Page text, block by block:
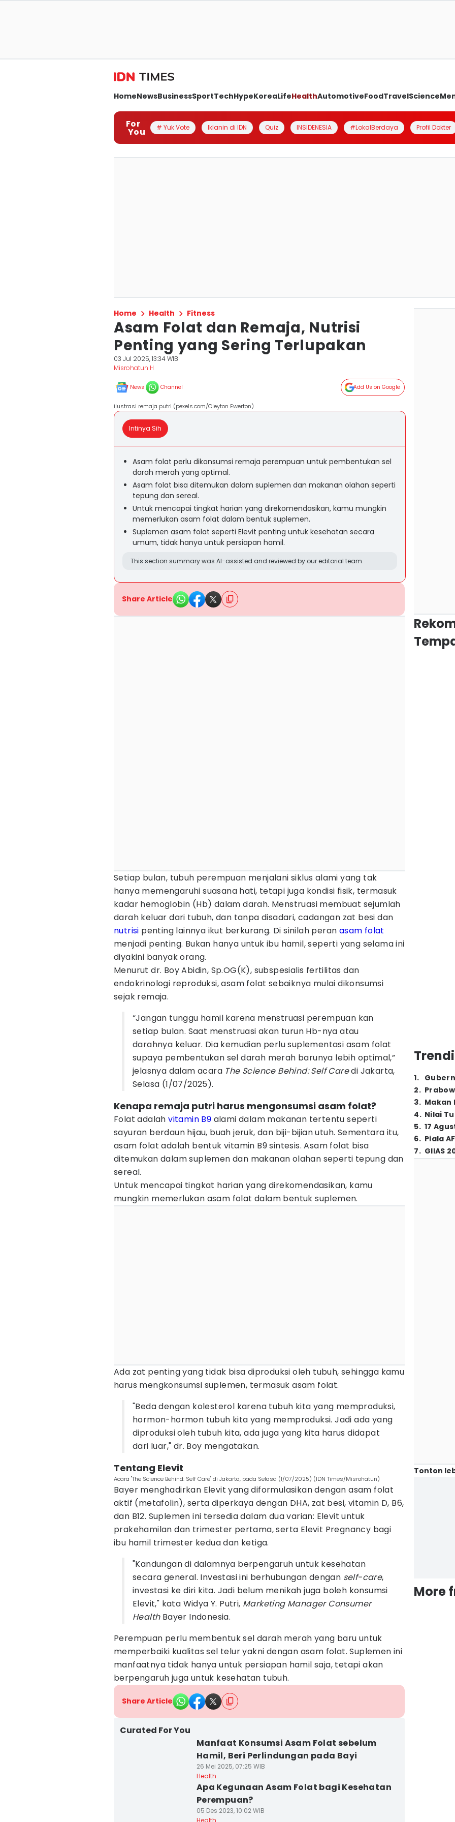
HomeNewsBusinessSportTechHypeKoreaLifeHealthAutomotiveFoodTravelScience
For
You # Yuk Vote Iklanin di IDN Quiz INSIDENESIA #LokalBerdaya Profil Dokter
Home Health Fitness
Asam Folat dan Remaja, Nutrisi
Penting yang Sering Terlupakan
03 Jul 2025, 13:34 WIB
Misrohatun H
News Channel Add Us on Google
ilustrasi remaja putri (pexels.com/Cleyton Ewerton)
Intinya Sih
Asam folat perlu dikonsumsi remaja perempuan untuk pembentukan sel
darah merah yang optimal.
Asam folat bisa ditemukan dalam suplemen dan makanan olahan seperti
tepung dan sereal.
Untuk mencapai tingkat harian yang direkomendasikan, kamu mungkin
memerlukan asam folat dalam bentuk suplemen.
Suplemen asam folat seperti Elevit penting untuk kesehatan secara
umum, tidak hanya untuk persiapan hamil.
This section summary was AI-assisted and reviewed by our editorial team.
Share Article
Setiap bulan, tubuh perempuan menjalani siklus alami yang tak
hanya memengaruhi suasana hati, tetapi juga kondisi fisik, termasuk
kadar hemoglobin (Hb) dalam darah. Menstruasi membuat sejumlah
darah keluar dari tubuh, dan tanpa disadari, cadangan zat besi dan
nutrisi penting lainnya ikut berkurang. Di sinilah peran asam folat
menjadi penting. Bukan hanya untuk ibu hamil, seperti yang selama ini
diyakini banyak orang.
Menurut dr. Boy Abidin, Sp.OG(K), subspesialis fertilitas dan
endokrinologi reproduksi, asam folat sebaiknya mulai dikonsumsi
sejak remaja.
“Jangan tunggu hamil karena menstruasi perempuan kan
setiap bulan. Saat menstruasi akan turun Hb-nya atau
darahnya keluar. Dia kemudian perlu suplementasi asam folat
supaya pembentukan sel darah merah barunya lebih optimal,”
jelasnya dalam acara The Science Behind: Self Caredi Jakarta,
Selasa (1/07/2025).
Kenapa remaja putri harus mengonsumsi asam folat?
Folat adalahvitamin B9 alami dalam makanan tertentu seperti
sayuran berdaun hijau, buah jeruk, dan biji-bijian utuh. Sementara itu,
asam folat adalah bentuk vitamin B9 sintesis. Asam folat bisa
ditemukan dalam suplemen dan makanan olahan seperti tepung dan
sereal.
Untuk mencapai tingkat harian yang direkomendasikan, kamu
mungkin memerlukan asam folat dalam bentuk suplemen.
Ada zat penting yang tidak bisa diproduksi oleh tubuh, sehingga kamu
harus mengkonsumsi suplemen, termasuk asam folat.
"Beda dengan kolesterol karena tubuh kita yang memproduksi,
hormon-hormon tubuh kita yang memproduksi. Jadi ada yang
diproduksi oleh tubuh kita, ada juga yang kita harus didapat
dari luar," dr. Boy mengatakan.
Tentang Elevit
Acara "The Science Behind: Self Care" di Jakarta, pada Selasa (1/07/2025) (IDN Times/Misrohatun)
Bayer menghadirkan Elevit yang diformulasikan dengan asam folat
aktif (metafolin), serta diperkaya dengan DHA, zat besi, vitamin D, B6,
dan B12. Suplemen ini tersedia dalam dua varian: Elevit untuk
prakehamilan dan trimester pertama, serta Elevit Pregnancy bagi
ibu hamil trimester kedua dan ketiga.
"Kandungan di dalamnya berpengaruh untuk kesehatan
secara general. Investasi ini berhubungan dengan self-care,
investasi ke diri kita. Jadi belum menikah juga boleh konsumsi
Elevit," kata Widya Y. Putri, Marketing Manager Consumer
HealthBayer Indonesia.
Perempuan perlu membentuk sel darah merah yang baru untuk
memperbaiki kualitas sel telur yakni dengan asam folat. Suplemen ini
manfaatnya tidak hanya untuk persiapan hamil saja, tetapi akan
berpengaruh juga untuk kesehatan tubuh.
Share Article
Curated For You
Manfaat Konsumsi Asam Folat sebelum
Hamil, Beri Perlindungan pada Bayi
26 Mei 2025, 07:25 WIB
Health
Apa Kegunaan Asam Folat bagi Kesehatan
Perempuan?
05 Des 2023, 10:02 WIB
Health
1.
2.
3. Makan
4. Nilai
5. 17
6. Piala
7. GIIAS
Tonton
More